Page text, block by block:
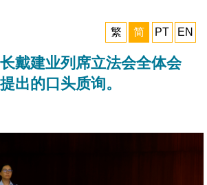
繁
简 PT EN
戴建业列席立法会全体会
出的口头质询。